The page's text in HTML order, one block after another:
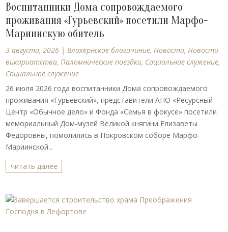
Воспитанники Дома сопровождаемого
проживания «Гурьевский» посетили Марфо-
Мариинскую обитель
3 августа, 2026 |Влахернское благочиние,Новости,Новости
викариатства,Паломнические поездки, Социальное служение,
Социальное служение
26 июля 2026 года воспитанники Дома сопровождаемого
проживания «Гурьевский», представители АНО «Ресурсный
Центр «Обычное дело» и Фонда «Семья в фокусе» посетили
мемориальный Дом-музей Великой княгини Елизаветы
Федоровны, помолились в Покровском соборе Марфо-
Мариинской...
читать далее